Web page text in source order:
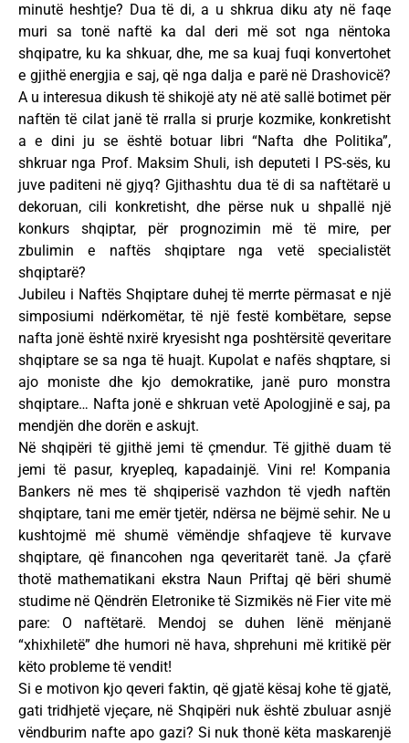
minutë heshtje? Dua të di, a u shkrua diku aty në faqe
muri sa tonë naftë ka dal deri më sot nga nëntoka
shqipatre, ku ka shkuar, dhe, me sa kuaj fuqi konvertohet
e gjithë energjia e saj, që nga dalja e parë në Drashovicë?
A u interesua dikush të shikojë aty në atë sallë botimet për
naftën të cilat janë të rralla si prurje kozmike, konkretisht
a e dini ju se është botuar libri “Nafta dhe Politika”,
shkruar nga Prof. Maksim Shuli, ish deputeti I PS-sës, ku
juve paditeni në gjyq? Gjithashtu dua të di sa naftëtarë u
dekoruan, cili konkretisht, dhe përse nuk u shpallë një
konkurs shqiptar, për prognozimin më të mire, per
zbulimin e naftës shqiptare nga vetë specialistët
shqiptarë?
Jubileu i Naftës Shqiptare duhej të merrte përmasat e një
simposiumi ndërkomëtar, të një festë kombëtare, sepse
nafta jonë është nxirë kryesisht nga poshtërsitë qeveritare
shqiptare se sa nga të huajt. Kupolat e nafës shqptare, si
ajo moniste dhe kjo demokratike, janë puro monstra
shqiptare… Nafta jonë e shkruan vetë Apologjinë e saj, pa
mendjën dhe dorën e askujt.
Në shqipëri të gjithë jemi të çmendur. Të gjithë duam të
jemi të pasur, kryepleq, kapadainjë. Vini re! Kompania
Bankers në mes të shqiperisë vazhdon të vjedh naftën
shqiptare, tani me emër tjetër, ndërsa ne bëjmë sehir. Ne u
kushtojmë më shumë vëmëndje shfaqjeve të kurvave
shqiptare, që financohen nga qeveritarët tanë. Ja çfarë
thotë mathematikani ekstra Naun Priftaj që bëri shumë
studime në Qëndrën Eletronike të Sizmikës në Fier vite më
pare: O naftëtarë. Mendoj se duhen lënë mënjanë
“xhixhiletë” dhe humori në hava, shprehuni më kritikë për
këto probleme të vendit!
Si e motivon kjo qeveri faktin, që gjatë kësaj kohe të gjatë,
gati tridhjetë vjeçare, në Shqipëri nuk është zbuluar asnjë
vëndburim nafte apo gazi? Si nuk thonë këta maskarenjë